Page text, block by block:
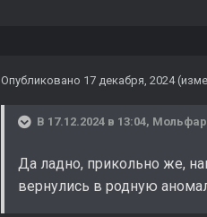
Опубликовано 17 декабря, 2024
В 17.12.2024 в 13:04, Мольфар
Да ладно, прикольно же,
вернулись в родную